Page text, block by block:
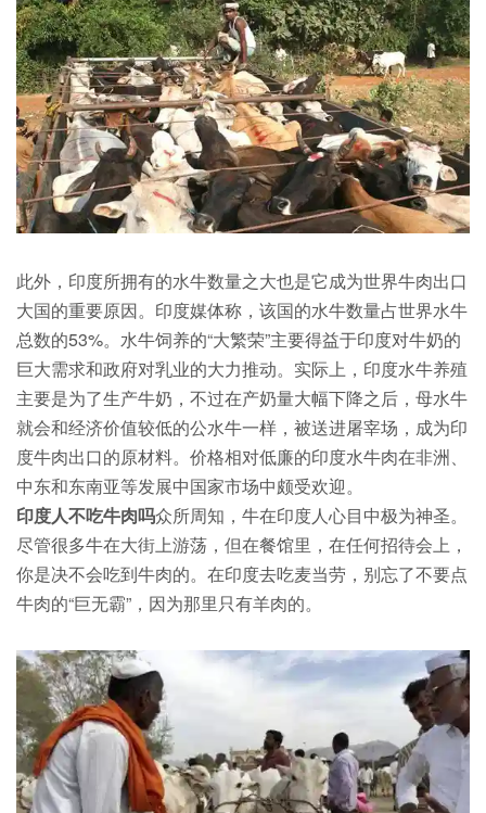
此外，印度所拥有的水牛数量之大也是它成为世界牛肉出口
大国的重要原因。印度媒体称，该国的水牛数量占世界水牛
总数的53%。水牛饲养的“大繁荣”主要得益于印度对牛奶的
巨大需求和政府对乳业的大力推动。实际上，印度水牛养殖
主要是为了生产牛奶，不过在产奶量大幅下降之后，母水牛
就会和经济价值较低的公水牛一样，被送进屠宰场，成为印
度牛肉出口的原材料。价格相对低廉的印度水牛肉在非洲、
中东和东南亚等发展中国家市场中颇受欢迎。
印度人不吃牛肉吗众所周知，牛在印度人心目中极为神圣。
尽管很多牛在大街上游荡，但在餐馆里，在任何招待会上，
你是决不会吃到牛肉的。在印度去吃麦当劳，别忘了不要点
牛肉的“巨无霸”，因为那里只有羊肉的。